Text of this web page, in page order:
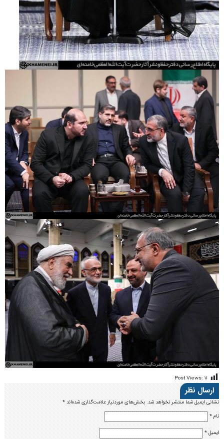
Post Views: ۱۱
ارسال نظر
نشانی ایمیل شما منتشر نخواهد شد.بخش‌های موردنیاز علامت‌گذاری شده‌اند*
نام*
ایمیل*